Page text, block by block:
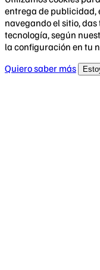
entrega de publicidad,
navegando el sitio,
tecnología, según
la configuración en tu
Quiero saber más